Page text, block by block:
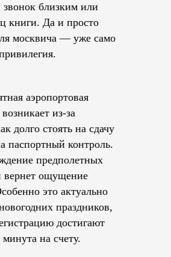
звонок близким или
книги. Да и просто
москвича — уже само
аэропортовая
из-за
долго стоять на сдачу
паспортный контроль.
предполетных
вернет ощущение
это актуально
праздников,
достигают
на счету.